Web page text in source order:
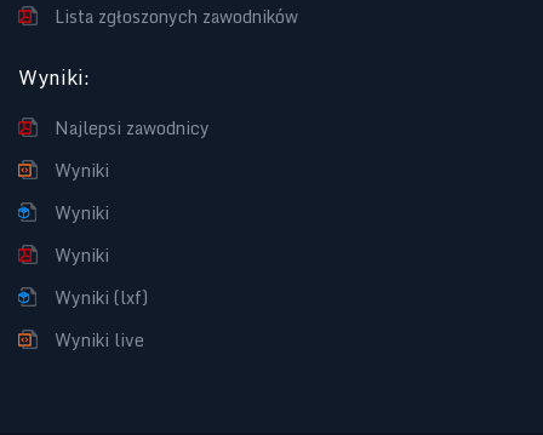
Lista zgłoszonych zawodników
Wyniki:
Najlepsi zawodnicy
Wyniki
Wyniki
Wyniki
Wyniki (lxf)
Wyniki live